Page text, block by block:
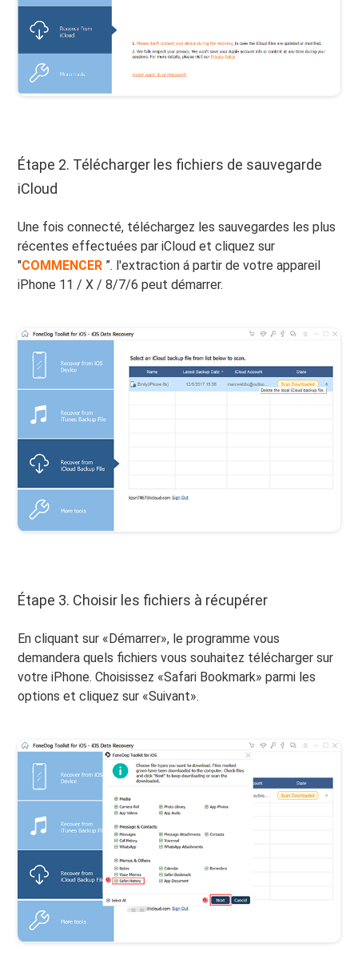
Étape 2. Télécharger les fichiers de sauvegarde
iCloud
Une fois connecté, téléchargez les sauvegardes les plus
récentes effectuées par iCloud et cliquez sur
"COMMENCER ”. l'extraction á partir de votre appareil
iPhone 11 / X / 8/7/6 peut démarrer.
Étape 3. Choisir les fichiers à récupérer
En cliquant sur «Démarrer», le programme vous
demandera quels fichiers vous souhaitez télécharger sur
votre iPhone. Choisissez «Safari Bookmark» parmi les
options et cliquez sur «Suivant».